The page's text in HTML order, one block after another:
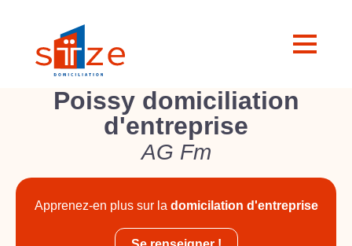
Poissy domiciliation
d'entreprise
AG Fm
Apprenez-en plus sur la domicilation d'entreprise